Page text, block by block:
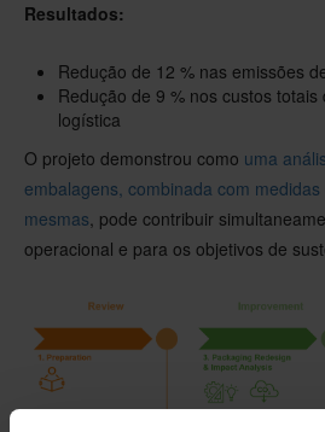
Resultados:
Redução de 12 % nas emissões
Redução de 9 % nos custos
logística
O projeto demonstrou como uma
embalagens, combinada com
mesmas, pode contribuir
operacional e para os objetivos de